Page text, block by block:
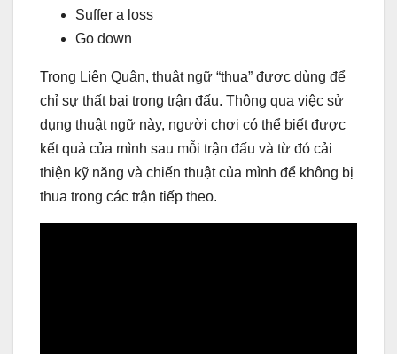
Suffer a loss
Go down
Trong Liên Quân, thuật ngữ “thua” được dùng để
chỉ sự thất bại trong trận đấu. Thông qua việc sử
dụng thuật ngữ này, người chơi có thể biết được
kết quả của mình sau mỗi trận đấu và từ đó cải
thiện kỹ năng và chiến thuật của mình để không bị
thua trong các trận tiếp theo.